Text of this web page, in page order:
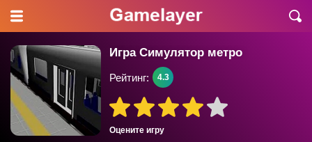
Игра Симулятор метро
Оцените игру
Рейтинг: 4.3